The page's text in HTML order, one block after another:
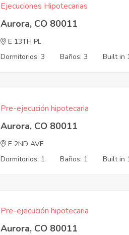
Ejecuciones Hipotecarias
Aurora, CO 80011
E 13TH PL
Dormitorios: 3
Baños: 3 Built in
Pre-ejecución hipotecaria
Aurora, CO 80011
E 2ND AVE
Dormitorios: 1
Baños: 1 Built in
Pre-ejecución hipotecaria
Aurora, CO 80011